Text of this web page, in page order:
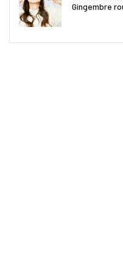
Gingembre